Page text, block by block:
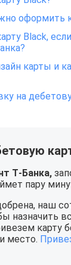
оформить
Black,
карты и
на
Т‑Банка,
пару
наш
назначить
карту
место.